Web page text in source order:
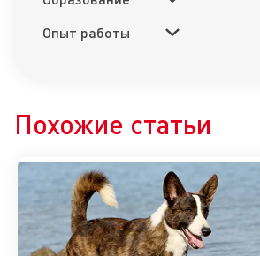
Опыт работы
Похожие статьи